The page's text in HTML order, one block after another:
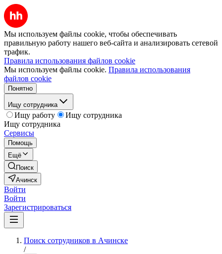
Мы используем файлы cookie, чтобы обеспечивать
правильную работу нашего веб-сайта и анализировать сетевой
трафик.
Правила использования файлов cookie
Мы используем файлы cookie. Правила использования
файлов cookie
Понятно
Ищу сотрудника
Ищу работу
Ищу сотрудника
Ищу сотрудника
Сервисы
Помощь
Ещё
Поиск
Ачинск
Войти
Войти
Зарегистрироваться
Поиск сотрудников в Ачинске
/